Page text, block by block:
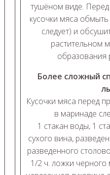
тушёном виде.
кусочки мяса
следует) и
растительном
образования
Более сложный
Кусочки мяса перед
в маринаде
1 стакан воды, 1
сухого вина,
разведенного
1/2 ч. ложки